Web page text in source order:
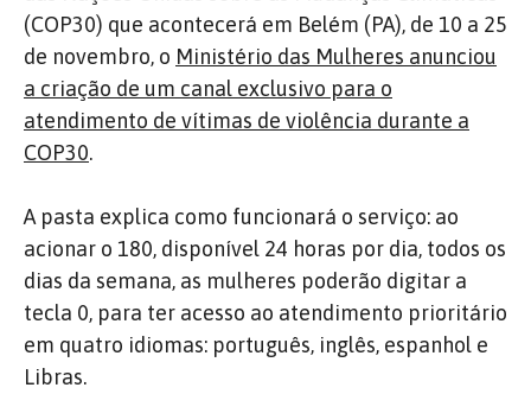
(COP30) que acontecerá em Belém (PA), de 10 a 25
de novembro, o Ministério das Mulheres anunciou
a criação de um canal exclusivo para o
atendimento de vítimas de violência durante a
COP30.
A pasta explica como funcionará o serviço: ao
acionar o 180, disponível 24 horas por dia, todos os
dias da semana, as mulheres poderão digitar a
tecla 0, para ter acesso ao atendimento prioritário
em quatro idiomas: português, inglês, espanhol e
Libras.